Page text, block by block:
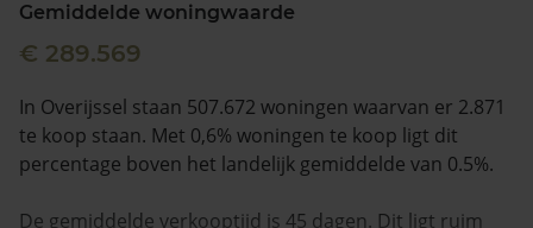
088 220 4200
Maandag t/m vrijdag - 08:00 -18:00
Gemiddelde woningwaarde
€ 289.569
In Overijssel staan 507.672 woningen waarvan er 2.871
te koop staan. Met 0,6% woningen te koop ligt dit
percentage boven het landelijk gemiddelde van 0.5%.
De gemiddelde verkooptijd is 45 dagen. Dit ligt ruim